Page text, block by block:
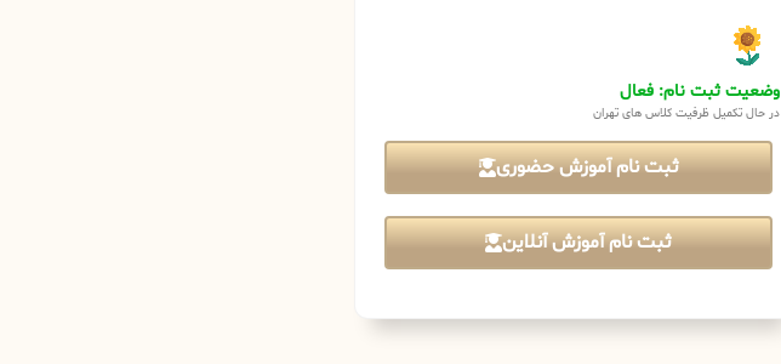
وضعیت ثبت نام: فعال
در حال تکمیل ظرفیت کلاس های تهران
ثبت نام آموزش حضوری
ثبت نام آموزش آنلاین